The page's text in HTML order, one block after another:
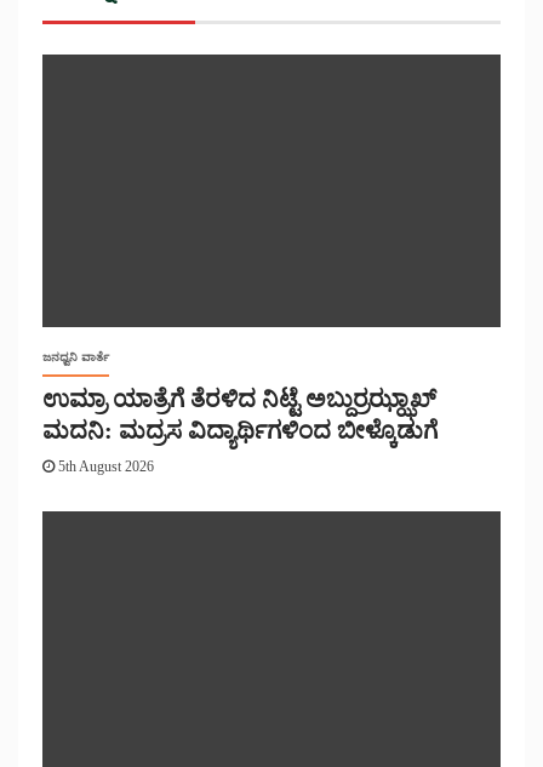
ಜನಧ್ವನಿ ವಾರ್ತೆ
ಉಮ್ರಾ ಯಾತ್ರೆಗೆ ತೆರಳಿದ ನಿಟ್ಟೆ ಅಬ್ದುರ್ರಝ್ಝಾಖ್
ಮದನಿ: ಮದ್ರಸ ವಿದ್ಯಾರ್ಥಿಗಳಿಂದ ಬೀಳ್ಕೊಡುಗೆ
5th August 2026